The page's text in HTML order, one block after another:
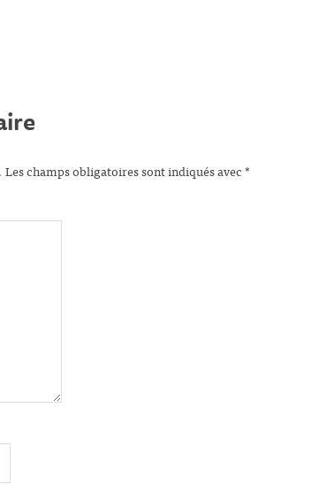
Les champs obligatoires sont indiqués avec*